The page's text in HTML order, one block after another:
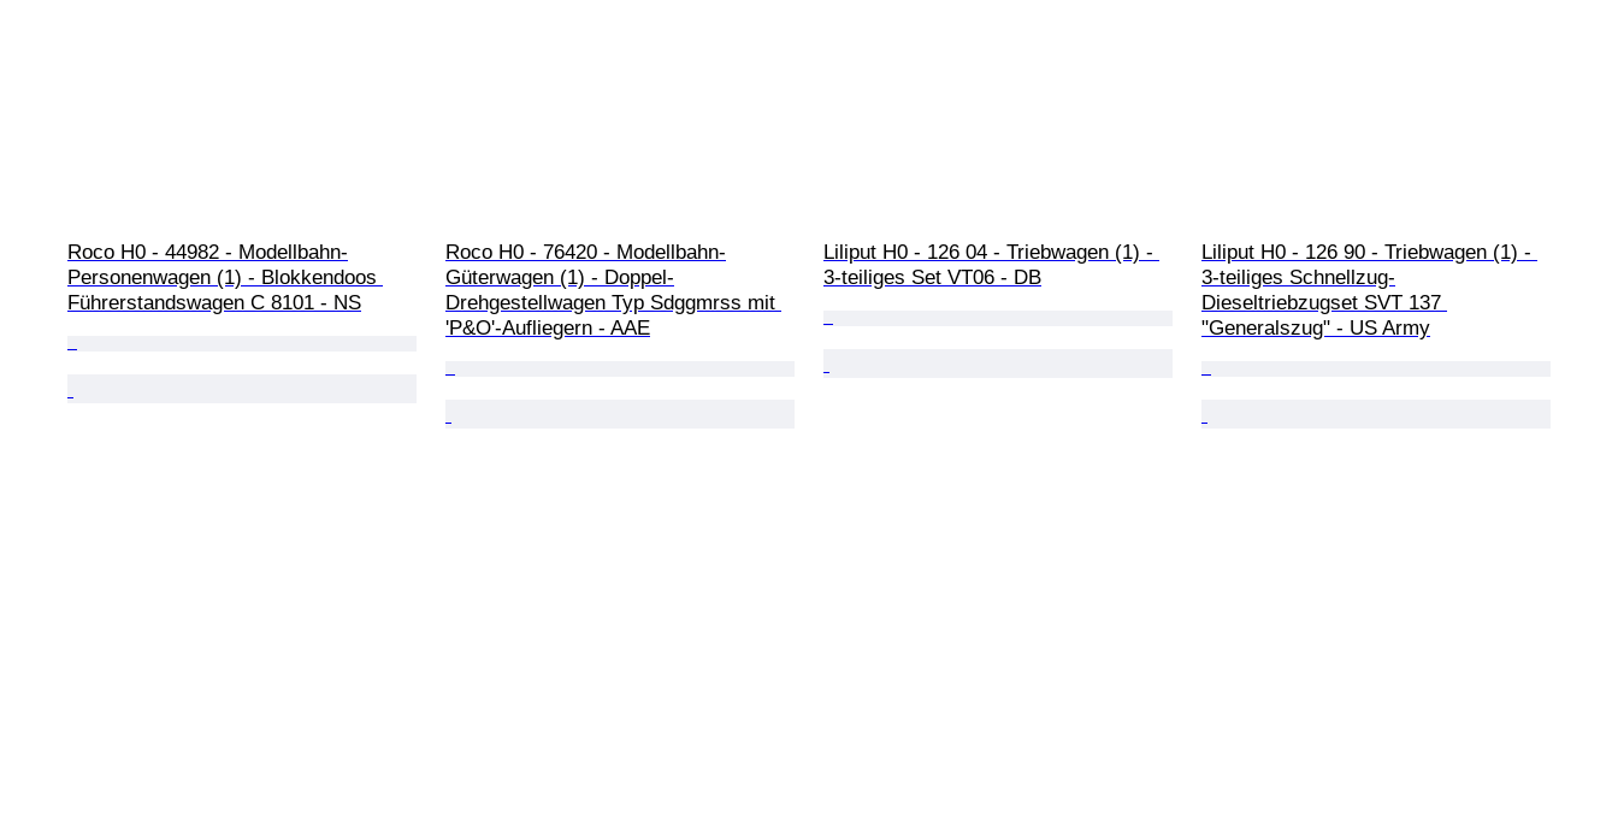
Roco H0 - 44982 - Modellbahn-
Personenwagen (1) - Blokkendoos
Führerstandswagen C 8101 - NS
Roco H0 - 76420 - Modellbahn-
Güterwagen (1) - Doppel-
Drehgestellwagen Typ Sdggmrss mit
'P&O'-Aufliegern - AAE
Liliput H0 - 126 04 - Triebwagen (1) -
3-teiliges Set VT06 - DB
Liliput H0 - 126 90 - Triebwagen (1) -
3-teiliges Schnellzug-
Dieseltriebzugset SVT 137
"Generalszug" - US Army